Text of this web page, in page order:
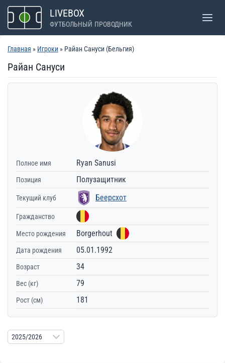
Перейти
содержимому
LIVEBOX
ФУТБОЛЬНЫЙ ПРОВОДНИК
Главная » Игроки » Райан Сануси (Бельгия)
Райан Сануси
Полное имя Ryan Sanusi
Позиция Полузащитник
Текущий клуб Беерсхот
Гражданство
Место рождения Borgerhout
Дата рождения 05.01.1992
Возраст 34
Вес (кг) 79
Рост (см) 181